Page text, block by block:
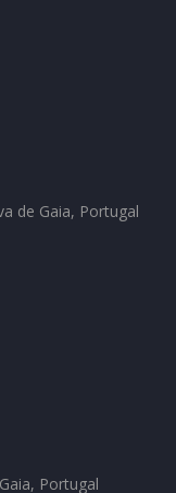
de Gaia, Portugal
Portugal